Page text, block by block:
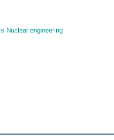
Nuclear engineering